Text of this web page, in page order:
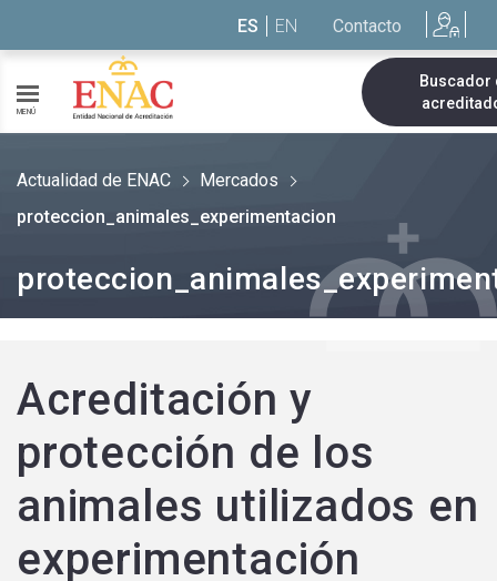
ES EN Contacto
MENÚ
Buscador
Actualidad de ENAC
Mercados
proteccion_animales_experimentacion
Acreditación y
protección de los
animales utilizados en
experimentación